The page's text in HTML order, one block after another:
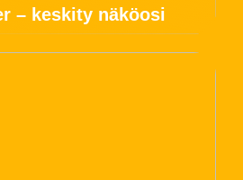
– keskity näköosi